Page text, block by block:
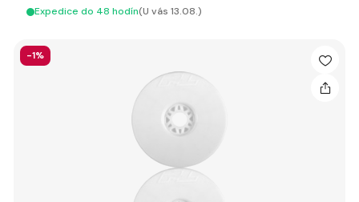
Expedice do 48 hodín(U vás 13.08.)
-1%